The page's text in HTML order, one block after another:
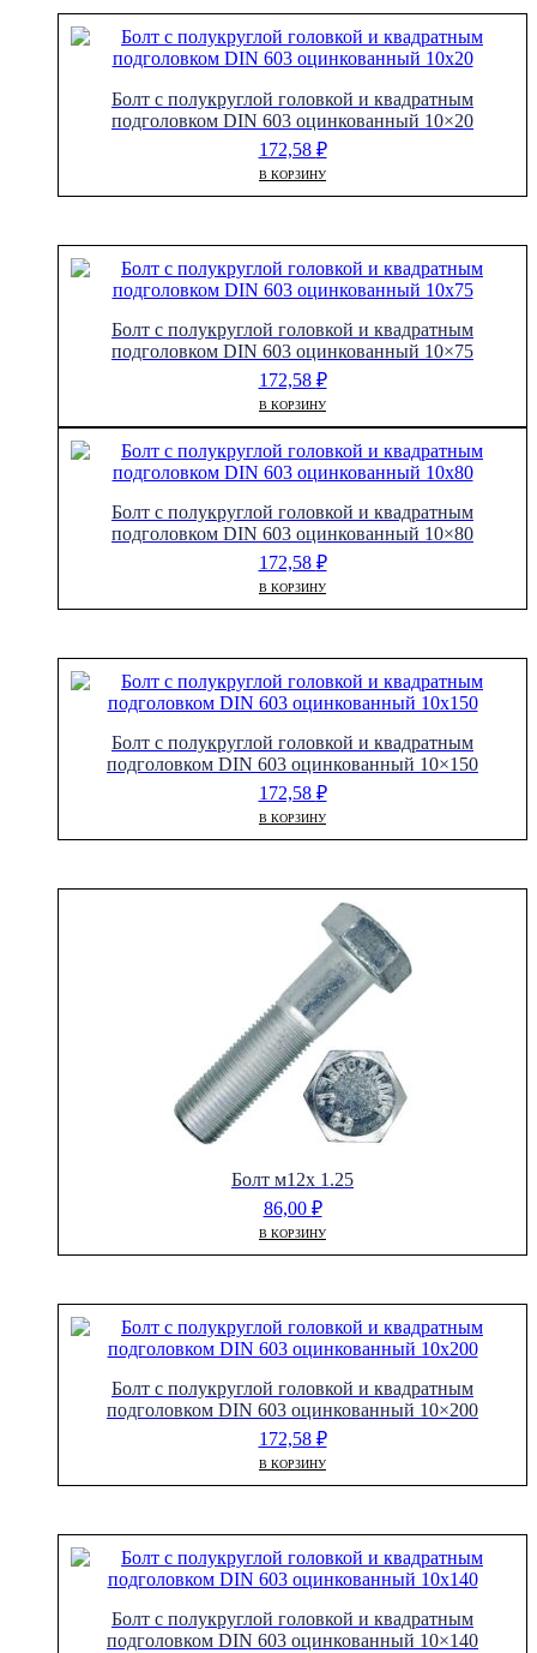
Болт с полукруглой головкой и квадратным
подголовком DIN 603 оцинкованный 10×20
172,58 ₽
В КОРЗИНУ
Болт с полукруглой головкой и квадратным
подголовком DIN 603 оцинкованный 10×75
172,58 ₽
В КОРЗИНУ
Болт с полукруглой головкой и квадратным
подголовком DIN 603 оцинкованный 10×80
172,58 ₽
В КОРЗИНУ
Болт с полукруглой головкой и квадратным
подголовком DIN 603 оцинкованный 10×150
172,58 ₽
В КОРЗИНУ
Болт м12х 1.25
86,00 ₽
В КОРЗИНУ
Болт с полукруглой головкой и квадратным
подголовком DIN 603 оцинкованный 10×200
172,58 ₽
В КОРЗИНУ
Болт с полукруглой головкой и квадратным
подголовком DIN 603 оцинкованный 10×140